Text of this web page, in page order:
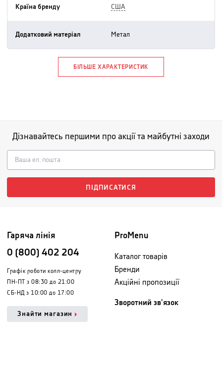
Країна бренду США
Додатковий матеріал метал
БІЛЬШЕ ХАРАКТЕРИСТИК
Дізнавайтесь першими про акції та майбутні заходи
ПІДПИСАТИСЯ
Гаряча лінія
0 (800) 402 204
Графік роботи колл-центру
ПН-ПТ з 08:30 до 21:00
СБ-НД з 10:00 до 17:00
Знайти магазин
ProMenu
Каталог товарів
Бренди
Акційні пропозиції
Зворотний зв'язок